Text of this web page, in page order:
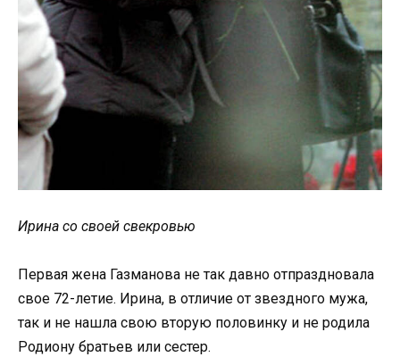
Ирина со своей свекровью
Первая жена Газманова не так давно отпраздновала
свое 72-летие. Ирина, в отличие от звездного мужа,
так и не нашла свою вторую половинку и не родила
Родиону братьев или сестер.